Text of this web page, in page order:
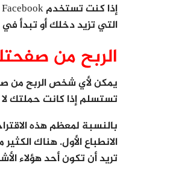
التي تزيد دخلك أو تبدأ
الربح من
يمكن لأي شخص الربح من
تستسلم إذا كانت حملتك لا
بالنسبة لمعظم هذه
تريد أن تكون أحد هؤلاء